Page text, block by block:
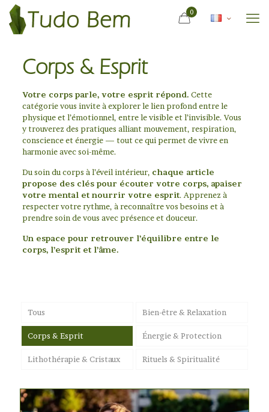
0
Corps & Esprit
Votre corps parle, votre esprit répond. Cette
catégorie vous invite à explorer le lien profond entre le
physique et l’émotionnel, entre le visible et l’invisible. Vous
y trouverez des pratiques alliant mouvement, respiration,
conscience et énergie — tout ce qui permet de vivre en
harmonie avec soi-même.
Du soin du corps à l’éveil intérieur, chaque article
propose des clés pour écouter votre corps, apaiser
votre mental et nourrir votre esprit. Apprenez à
respecter votre rythme, à reconnaître vos besoins et à
prendre soin de vous avec présence et douceur.
Un espace pour retrouver l’équilibre entre le
corps, l’esprit et l’âme.
Tous Bien-être & Relaxation
Corps & Esprit Énergie & Protection
Lithothérapie & Cristaux Rituels & Spiritualité